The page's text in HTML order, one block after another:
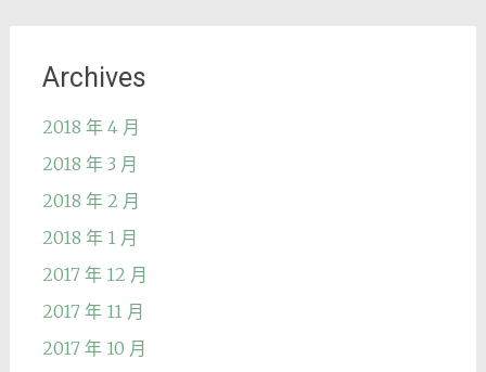
Archives
2018 年 4 月
2018 年 3 月
2018 年 2 月
2018 年 1 月
2017 年 12 月
2017 年 11 月
2017 年 10 月